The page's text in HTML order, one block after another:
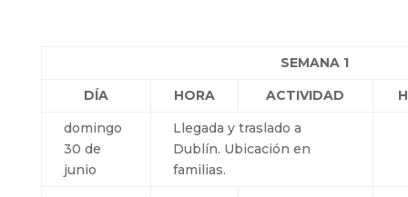
SEMANA 1
DÍA
HORA ACTIVIDAD
domingo
30 de
junio
Llegada y traslado a
Dublín. Ubicación en
familias.